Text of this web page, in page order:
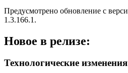
Предусмотрено обновление с
1.3.166.1.
Новое в релизе:
Технологические изменения